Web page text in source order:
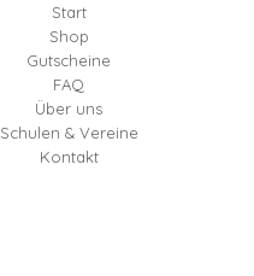
Start
Shop
Gutscheine
FAQ
Über uns
Schulen & Vereine
Kontakt